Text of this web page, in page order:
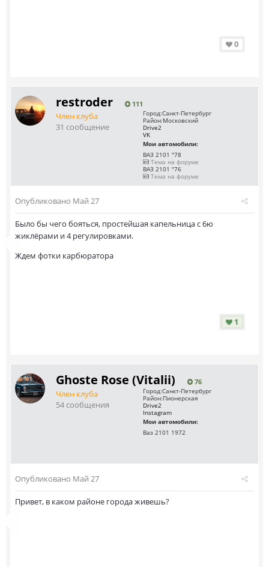
0
restroder 111
Член клуба
31 сообщение
Город:Санкт-Петербург
Район:Московский
Drive2
VK
Мои автомобили:
ВАЗ 2101 "78
Тема на форуме
ВАЗ 2101 "76
Тема на форуме
Опубликовано Май 27
Было бы чего бояться, простейшая капельница с 6ю
жиклёрами и 4 регулировками.
Ждем фотки карбюратора
1
Ghoste Rose (Vitalii) 76
Член клуба
54 сообщения
Город:Санкт-Петербург
Район:Пионерская
Drive2
Instagram
Мои автомобили:
Ваз 2101 1972
Опубликовано Май 27
Привет, в каком районе города живешь?